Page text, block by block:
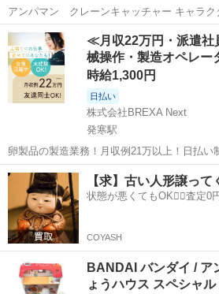
アンパマン クレーンキャッチャー キャラクターのカプセルも全て揃
っています。 動作確認済みです。 箱もあ
北海道 札幌市 拓北駅 おもちゃ
≪月収22万円・派遣
械操作・製造オペレー
時給1,300円
日払い
株式会社BREXA Next
発寒駅
卵製品の製造業務！月収例21万以上！日払い
適作業★20代～50代までの男女活躍中！作
勤OK＆無料駐車場完備！《北海道札幌市》 人気の工場のお仕事 ◇卵
製品の製造業務◇ 作業内...
北海道 札幌市 発寒駅 その他
【求】古い人形譲って
状態が悪くてもOK🙆‍♀️査定0
COYASH
BANDAI バンダイ / ア
ょうハウス スペシャ